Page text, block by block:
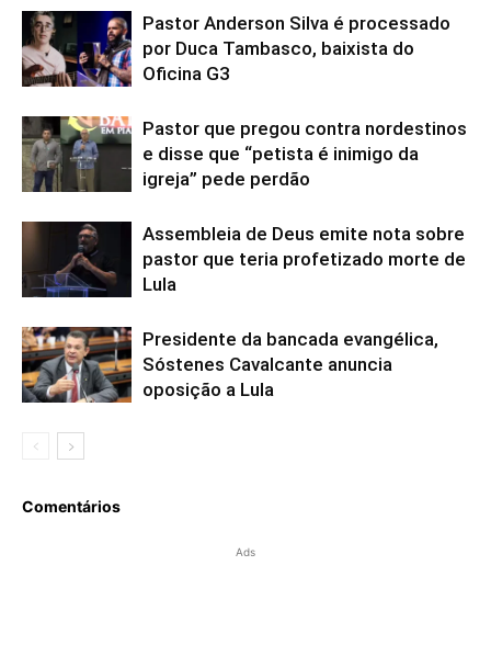
Pastor Anderson Silva é processado
por Duca Tambasco, baixista do
Oficina G3
Pastor que pregou contra nordestinos
e disse que “petista é inimigo da
igreja” pede perdão
Assembleia de Deus emite nota sobre
pastor que teria profetizado morte de
Lula
Presidente da bancada evangélica,
Sóstenes Cavalcante anuncia
oposição a Lula
Comentários
Ads